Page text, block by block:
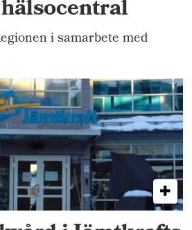
i samarbete med